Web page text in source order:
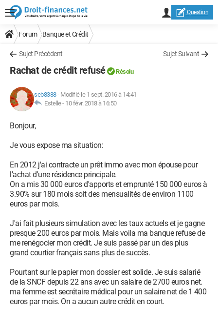
Question
Forum Banque et Crédit
Sujet Précédent Sujet Suivant
Rachat de crédit refusé Résolu
seb8388- Modifié le 1 sept. 2016 à 14:41
Estelle - 10 févr. 2018 à 16:50
Bonjour,
Je vous expose ma situation:
En 2012 j'ai contracte un prêt immo avec mon épouse pour
l'achat d'une résidence principale.
On a mis 30 000 euros d'apports et emprunté 150 000 euros à
3.90% sur 180 mois soit des mensualités de environ 1100
euros par mois.
J'ai fait plusieurs simulation avec les taux actuels et je gagne
presque 200 euros par mois. Mais voila ma banque refuse de
me renégocier mon crédit. Je suis passé par un des plus
grand courtier français sans plus de succès.
Pourtant sur le papier mon dossier est solide. Je suis salarié
de la SNCF depuis 22 ans avec un salaire de 2700 euros net.
ma femme est secrétaire médical pour un salaire net de 1 400
euros par mois. On a aucun autre crédit en court.